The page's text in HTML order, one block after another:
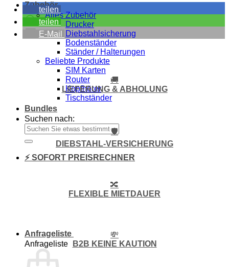
Zubehör
Alles Zubehör
Drucker
Diebstahlsicherung
Bodenständer
Ständer / Halterungen
Beliebte Produkte
SIM Karten
Router
Kopfhörer
Tischständer
Bundles
Suchen nach:
⚡ SOFORT PREISRECHNER
Anfrageliste
Anfrageliste
teilen
teilen
E-Mail
🚚
LIEFERUNG & ABHOLUNG
🛡️
DIEBSTAHL-VERSICHERUNG
🔀
FLEXIBLE MIETDAUER
💸
B2B KEINE KAUTION